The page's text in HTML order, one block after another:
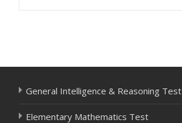
Post
General Intelligence & Reasoning Test
Elementary Mathematics Test